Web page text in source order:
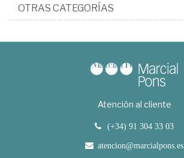
OTRAS CATEGORÍAS
Atención al cliente
(+34) 91 304 33 03
atencion@marcialpons.es